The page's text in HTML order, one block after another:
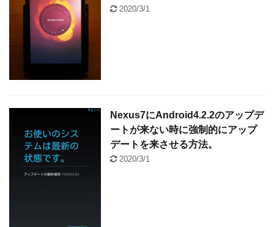
2020/3/1
Nexus7にAndroid4.2.2のアップデ
ートが来ない時に強制的にアップ
デートを来させる方法。
2020/3/1